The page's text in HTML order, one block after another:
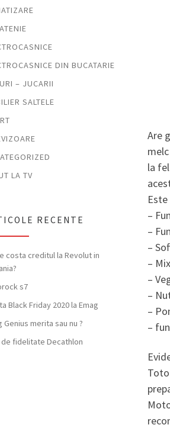
Are
la
–
–
–
–
–
–
–
–
DIN BUCATARIE
– JUCARII
SALTELE
LA TV
RECENTE
costa creditul la Revolut in
s7
Black Friday 2020 la Emag
Genius merita sau nu ?
de fidelitate Decathlon